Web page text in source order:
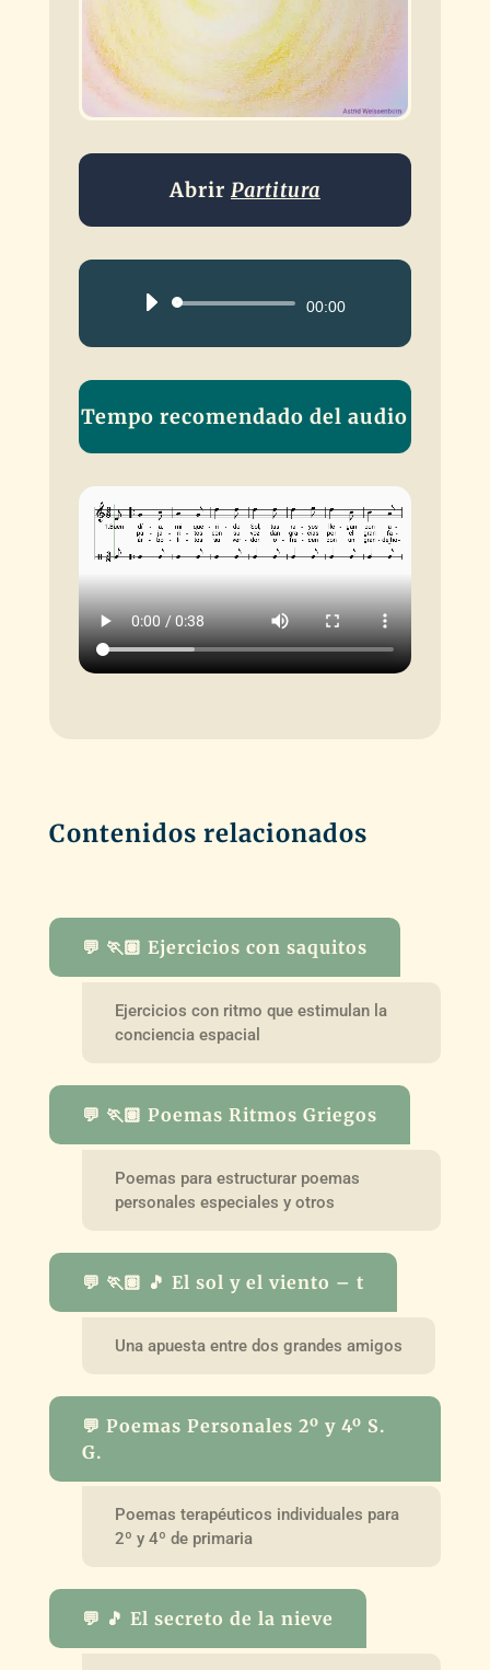
Abrir Partitura
Reproductor00:00
Tempo recomendado del audio
Contenidos relacionados
💬 🏃🏽 Ejercicios con saquitos
Ejercicios con ritmo que estimulan la
conciencia espacial
💬 🏃🏽 Poemas Ritmos Griegos
Poemas para estructurar poemas
personales especiales y otros
💬 🏃🏽 🎵 El sol y el viento – t
Una apuesta entre dos grandes amigos
💬 Poemas Personales 2º y 4º S.
G.
Poemas terapéuticos individuales para
2º y 4º de primaria
💬 🎵 El secreto de la nieve